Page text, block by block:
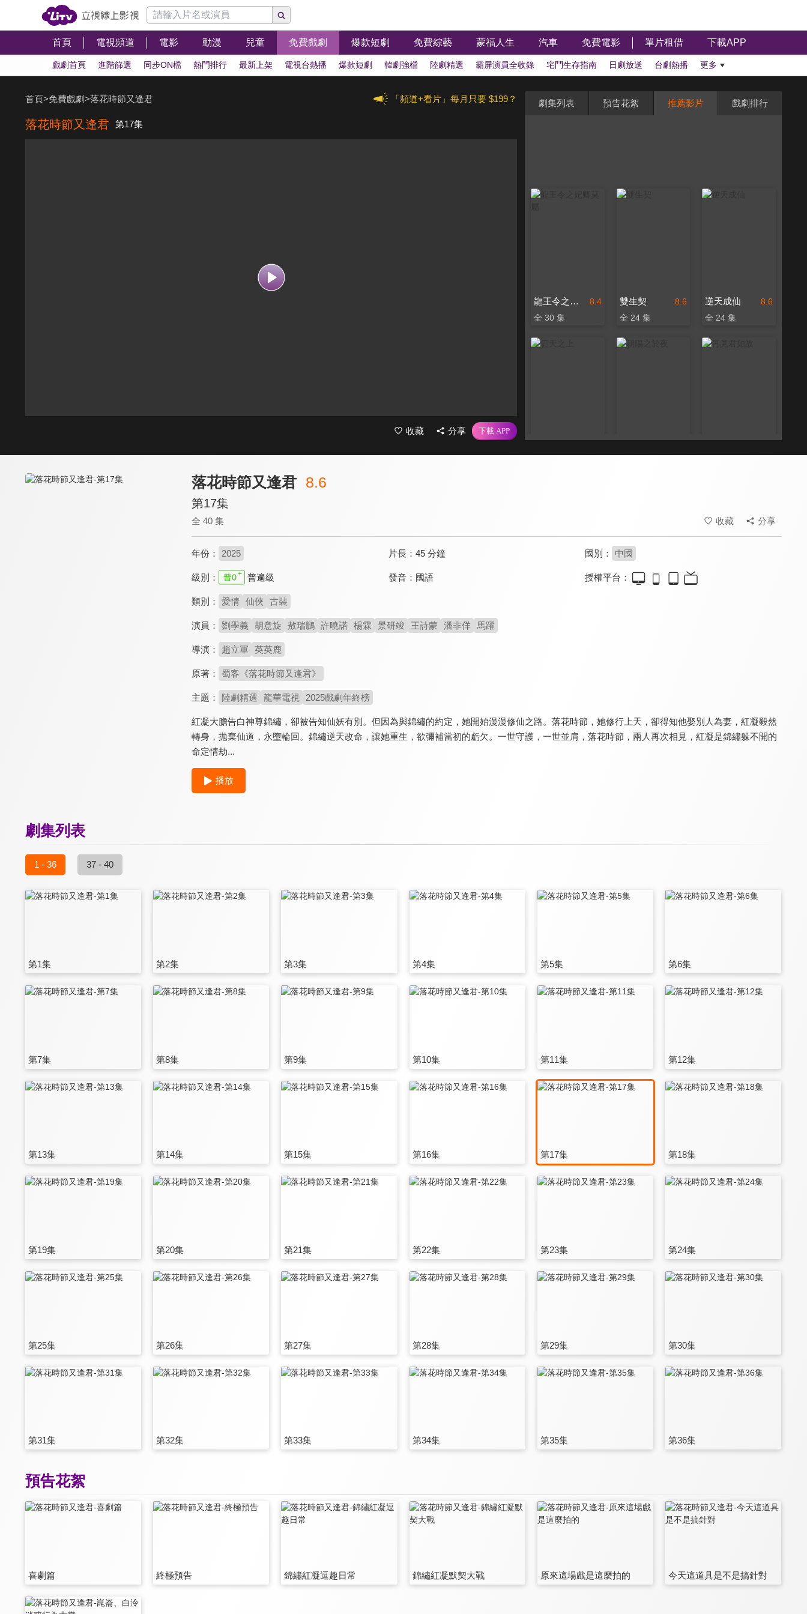
首頁 電視頻道 電影 動漫 兒童 免費戲劇 爆款短劇 免費綜藝 蒙福人生 汽車 免費電影 單片租借 下載APP
戲劇首頁 進階篩選 同步ON檔 熱門排行 最新上架 電視台熱播 爆款短劇 韓劇強檔 陸劇精選 霸屏演員全收錄 宅鬥生存指南 日劇放送 台劇熱播 更多
「頻道+看片」每月只要 $199？
首頁>免費戲劇>落花時節又逢君
落花時節又逢君 第17集
收藏 分享
劇集列表 預告花絮 推薦影片 戲劇排行
8.4
龍王令之妃卿莫屬
全 30 集
8.6
雙生契
全 24 集
8.6
逆天成仙
全 24 集
落花時節又逢君 8.6
第17集
全 40 集 收藏 分享
年份： 2025 片長： 45 分鐘 國別： 中國
級別： 普遍級 發音： 國語 授權平台：
類別： 愛情 仙俠 古裝
演員： 劉學義 胡意旋 敖瑞鵬 許曉諾 楊霖 景研竣 王詩蒙 潘非佯 馬躍
導演： 趙立軍 英英鹿
原著： 蜀客《落花時節又逢君》
主題： 陸劇精選 龍華電視 2025戲劇年終榜
紅凝大膽告白神尊錦繡，卻被告知仙妖有別。但因為與錦繡的約定，她開始漫漫修仙之路。落花時節，她修行上天，卻得知他娶別人為妻，紅凝毅然
轉身，拋棄仙道，永墮輪回。錦繡逆天改命，讓她重生，欲彌補當初的虧欠。一世守護，一世並肩，落花時節，兩人再次相見，紅凝是錦繡躲不開的
命定情劫...
播放
劇集列表
1 - 36 37 - 40
第1集 第2集 第3集 第4集 第5集 第6集
第7集 第8集 第9集 第10集 第11集 第12集
第13集 第14集 第15集 第16集 第17集 第18集
第19集 第20集 第21集 第22集 第23集 第24集
第25集 第26集 第27集 第28集 第29集 第30集
第31集 第32集 第33集 第34集 第35集 第36集
預告花絮
喜劇篇 終極預告 錦繡紅凝逗趣日常 錦繡紅凝默契大戰 原來這場戲是這麼拍的 今天這道具是不是搞針對